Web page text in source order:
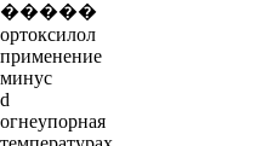
�����
ортоксилол
применение
минус
d
огнеупорная